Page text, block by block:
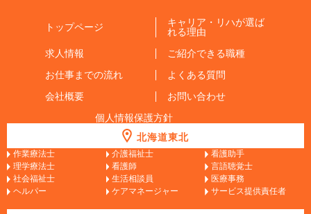
トップページ
キャリア・リハが選ば
れる理由
求人情報
ご紹介できる職種
お仕事までの流れ
よくある質問
会社概要
お問い合わせ
個人情報保護方針
北海道東北
作業療法士 介護福祉士
看護助手
理学療法士
看護師
言語聴覚士
社会福祉士
生活相談員
医療事務
ヘルパー
ケアマネージャー サービス提供責任者